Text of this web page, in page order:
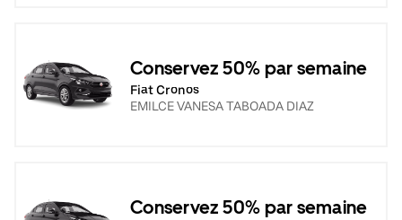
Conservez 50% par semaine
Fiat Cronos
EMILCE VANESA TABOADA DIAZ
Conservez 50% par semaine